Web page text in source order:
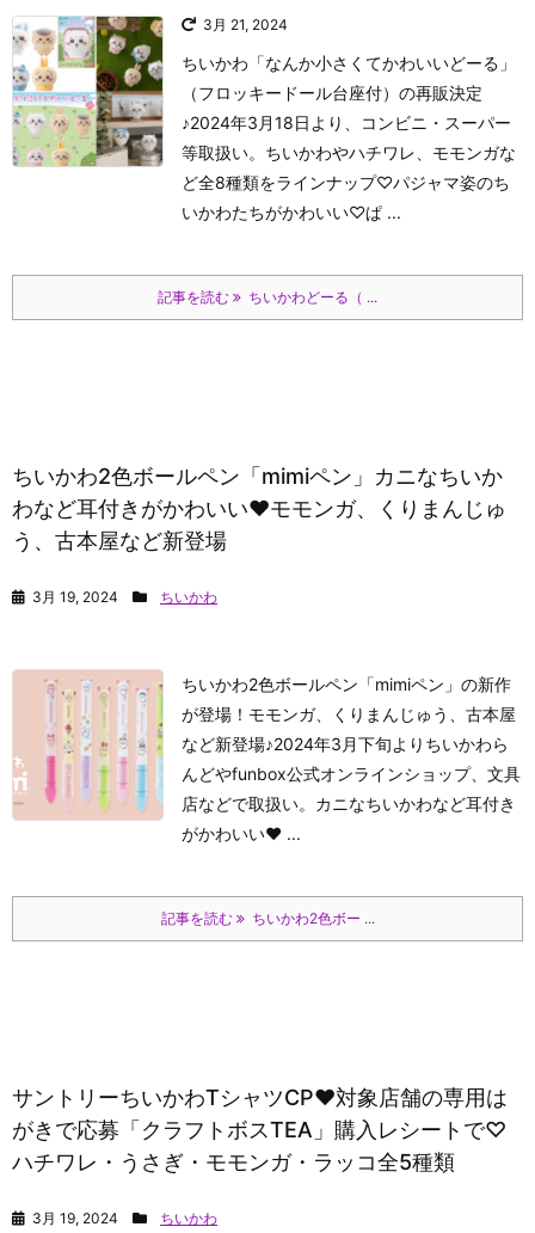
3月 21, 2024
ちいかわ「なんか小さくてかわいいどーる」
（フロッキードール台座付）の再販決定
♪2024年3月18日より、コンビニ・スーパー
等取扱い。ちいかわやハチワレ、モモンガな
ど全8種類をラインナップ♡パジャマ姿のち
いかわたちがかわいい♡ぱ ...
記事を読む ちいかわどーる（ ...
ちいかわ2色ボールペン「mimiペン」カニなちいか
わなど耳付きがかわいい♥モモンガ、くりまんじゅ
う、古本屋など新登場
3月 19, 2024 ちいかわ
ちいかわ2色ボールペン「mimiペン」の新作
が登場！モモンガ、くりまんじゅう、古本屋
など新登場♪2024年3月下旬よりちいかわら
んどやfunbox公式オンラインショップ、文具
店などで取扱い。カニなちいかわなど耳付き
がかわいい♥ ...
記事を読む ちいかわ2色ボー ...
サントリーちいかわTシャツCP♥対象店舗の専用は
がきで応募「クラフトボスTEA」購入レシートで♡
ハチワレ・うさぎ・モモンガ・ラッコ全5種類
3月 19, 2024 ちいかわ